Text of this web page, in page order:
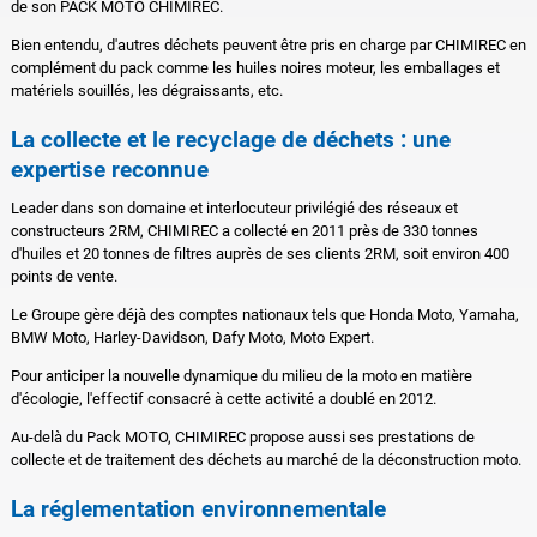
de son PACK MOTO CHIMIREC.
Bien entendu, d'autres déchets peuvent être pris en charge par CHIMIREC en
complément du pack comme les huiles noires moteur, les emballages et
matériels souillés, les dégraissants, etc.
La collecte et le recyclage de déchets : une
expertise reconnue
Leader dans son domaine et interlocuteur privilégié des réseaux et
constructeurs 2RM, CHIMIREC a collecté en 2011 près de 330 tonnes
d'huiles et 20 tonnes de filtres auprès de ses clients 2RM, soit environ 400
points de vente.
Le Groupe gère déjà des comptes nationaux tels que Honda Moto, Yamaha,
BMW Moto, Harley-Davidson, Dafy Moto, Moto Expert.
Pour anticiper la nouvelle dynamique du milieu de la moto en matière
d'écologie, l'effectif consacré à cette activité a doublé en 2012.
Au-delà du Pack MOTO, CHIMIREC propose aussi ses prestations de
collecte et de traitement des déchets au marché de la déconstruction moto.
La réglementation environnementale